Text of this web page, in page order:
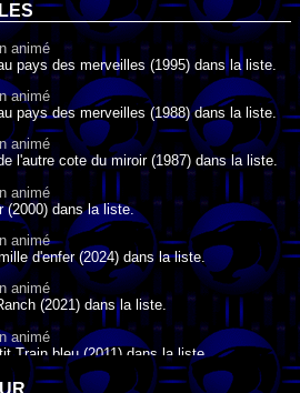
animé
pays des merveilles (1995) dans la liste.
animé
pays des merveilles (1988) dans la liste.
animé
l'autre cote du miroir (1987) dans la liste.
animé
(2000) dans la liste.
animé
d'enfer (2024) dans la liste.
animé
(2021) dans la liste.
animé
Train bleu (2011) dans la liste.
animé